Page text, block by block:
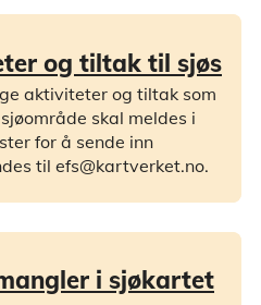
og tiltak til sjøs
aktiviteter og tiltak som
skal meldes i
for å sende inn
til efs@kartverket.no.
i sjøkartet